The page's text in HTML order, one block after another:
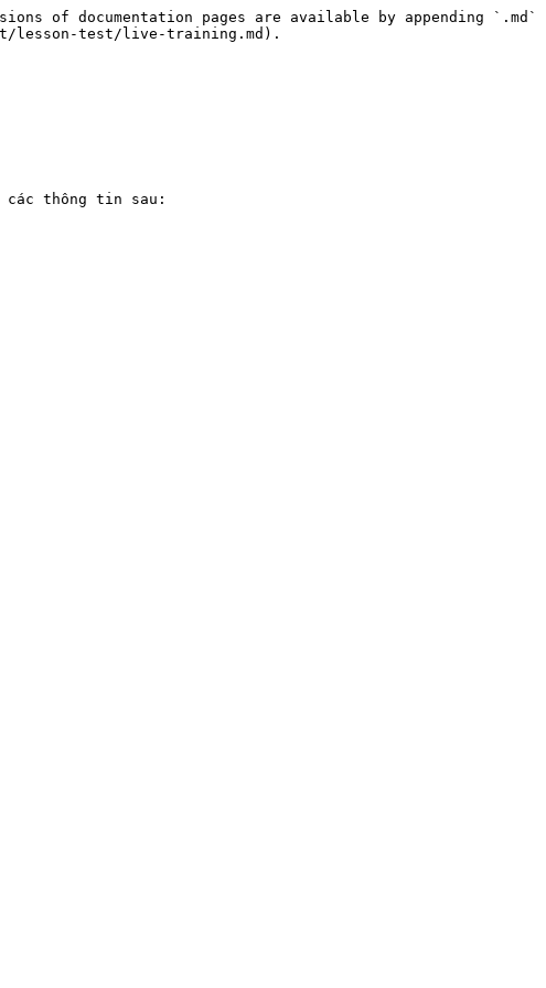
of documentation pages are available by appending `.md`
lesson-test/live-training.md).
các thông tin sau: